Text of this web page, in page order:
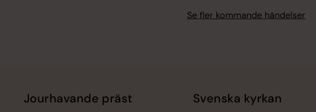
Se fler kommande händelser
Jourhavande präst Svenska kyrkan